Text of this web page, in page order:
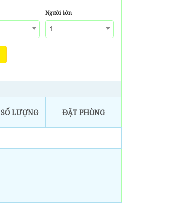
Người lớn
1
SỐ LƯỢNG ĐẶT PHÒNG